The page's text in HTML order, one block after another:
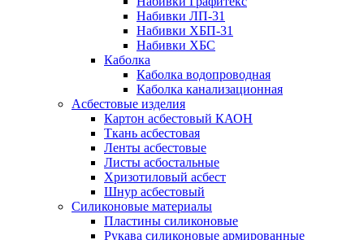
Набивки ЛП-31
Набивки ХБП-31
Набивки ХБС
Каболка
Каболка водопроводная
Каболка канализационная
Асбестовые изделия
Картон асбестовый КАОН
Ткань асбестовая
Ленты асбестовые
Листы асбостальные
Хризотиловый асбеcт
Шнур асбестовый
Силиконовые материалы
Пластины силиконовые
Рукава силиконовые армированные